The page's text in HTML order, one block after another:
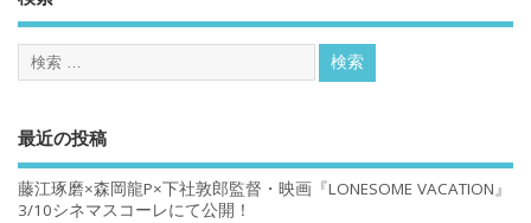
最近の投稿
藤江琢磨×森岡龍P×下社敦郎監督・映画『LONESOME VACATION』
3/10シネマスコーレにて公開！